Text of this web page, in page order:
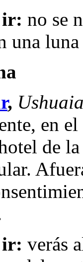
ir: no se
una
, Ushuaia
en
de
ir: verás